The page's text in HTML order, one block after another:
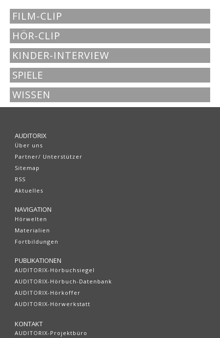
FILM-CLIP
HÖR-CLIP
KINDER-INTERVIEW
SPIELE
WISSEN
AUDITORIX
Über uns
Partner/ Unterstützer
Sitemap
RSS
Aktuelles
NAVIGATION
Hörwelten
Materialien
Fortbildungen
PUBLIKATIONEN
AUDITORIX-Hörbuchsiegel
AUDITORIX-Hörbuch-Datenbank
AUDITORIX-Hörkoffer
AUDITORIX-Hörwerkstatt
KONTAKT
AUDITORIX-Projektbüro